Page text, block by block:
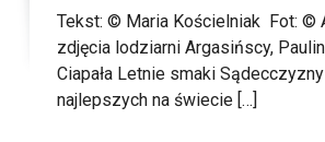
Tekst: © Maria Kościelniak Fot: ©
zdjęcia lodziarni Argasińscy,
Ciapała Letnie smaki
najlepszych na świecie […]